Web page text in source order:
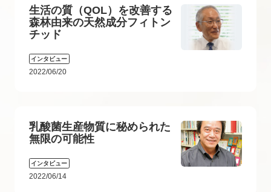
生活の質（QOL）を改善する
森林由来の天然成分フィトン
チッド
インタビュー
2022/06/20
乳酸菌生産物質に秘められた
無限の可能性
インタビュー
2022/06/14